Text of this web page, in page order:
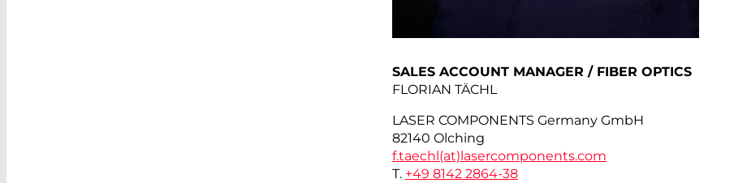
SALES ACCOUNT MANAGER / FIBER OPTICS
FLORIAN TÄCHL
LASER COMPONENTS Germany GmbH
82140 Olching
f.taechl(at) lasercomponents.com
T. +49 8142 2864-38